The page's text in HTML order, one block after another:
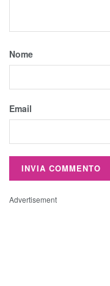
Nome
Email
Advertisement